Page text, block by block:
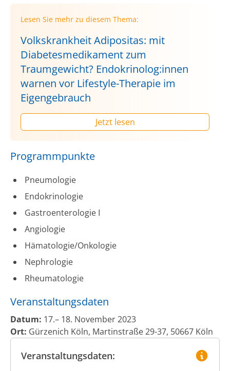
Veranstaltungsdaten:
Lesen Sie mehr zu diesem Thema:
Volkskrankheit Adipositas: mit
Diabetesmedikament zum
Traumgewicht? Endokrinolog:innen
warnen vor Lifestyle-Therapie im
Eigengebrauch
Jetzt lesen
Programmpunkte
Pneumologie
Endokrinologie
Gastroenterologie I
Angiologie
Hämatologie/Onkologie
Nephrologie
Rheumatologie
Veranstaltungsdaten
Datum: 17.– 18. November 2023
Ort: Gürzenich Köln, Martinstraße 29-37, 50667 Köln